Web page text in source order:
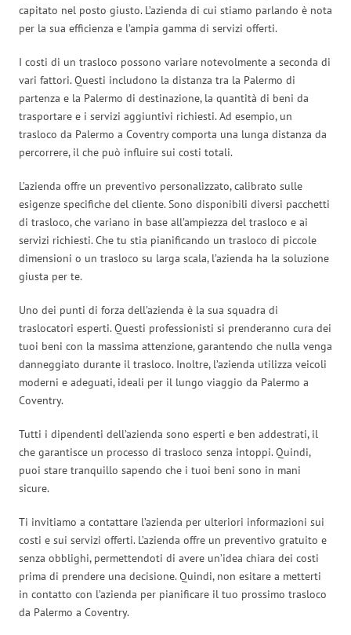
capitato nel posto giusto. L’azienda di cui stiamo parlando è nota
per la sua efficienza e l’ampia gamma di servizi offerti.
I costi di un trasloco possono variare notevolmente a seconda di
vari fattori. Questi includono la distanza tra la Palermo di
partenza e la Palermo di destinazione, la quantità di beni da
trasportare e i servizi aggiuntivi richiesti. Ad esempio, un
trasloco da Palermo a Coventry comporta una lunga distanza da
percorrere, il che può influire sui costi totali.
L’azienda offre un preventivo personalizzato, calibrato sulle
esigenze specifiche del cliente. Sono disponibili diversi pacchetti
di trasloco, che variano in base all’ampiezza del trasloco e ai
servizi richiesti. Che tu stia pianificando un trasloco di piccole
dimensioni o un trasloco su larga scala, l’azienda ha la soluzione
giusta per te.
Uno dei punti di forza dell’azienda è la sua squadra di
traslocatori esperti. Questi professionisti si prenderanno cura dei
tuoi beni con la massima attenzione, garantendo che nulla venga
danneggiato durante il trasloco. Inoltre, l’azienda utilizza veicoli
moderni e adeguati, ideali per il lungo viaggio da Palermo a
Coventry.
Tutti i dipendenti dell’azienda sono esperti e ben addestrati, il
che garantisce un processo di trasloco senza intoppi. Quindi,
puoi stare tranquillo sapendo che i tuoi beni sono in mani
sicure.
Ti invitiamo a contattare l’azienda per ulteriori informazioni sui
costi e sui servizi offerti. L’azienda offre un preventivo gratuito e
senza obblighi, permettendoti di avere un’idea chiara dei costi
prima di prendere una decisione. Quindi, non esitare a metterti
in contatto con l’azienda per pianificare il tuo prossimo trasloco
da Palermo a Coventry.